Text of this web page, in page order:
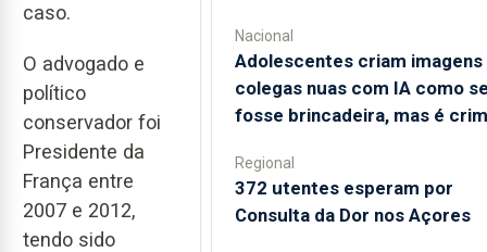
caso.
O advogado e
político
conservador foi
Presidente da
França entre
2007 e 2012,
tendo sido
Nacional
Adolescentes criam imagens
colegas nuas com IA como
fosse brincadeira, mas é
Regional
372 utentes esperam por
Consulta da Dor nos Açores